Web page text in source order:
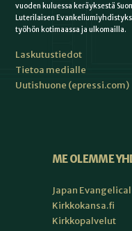
vuoden kuluessa keräyksestä
Luterilaisen
työhön kotimaassa ja ulkomailla.
Laskutustiedot
Tietoa medialle
Uutishuone (epressi.com)
ME OLEMME
Japan
Kirkkokansa.fi
Kirkkopalvelut